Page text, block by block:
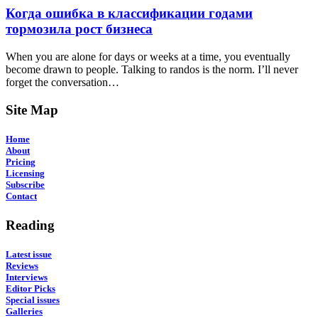
Когда ошибка в классификации годами
тормозила рост бизнеса
When you are alone for days or weeks at a time, you eventually
become drawn to people. Talking to randos is the norm. I’ll never
forget the conversation…
Site Map
Home
About
Pricing
Licensing
Subscribe
Contact
Reading
Latest issue
Reviews
Interviews
Editor Picks
Special issues
Galleries